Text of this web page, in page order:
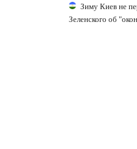
Зиму Киев не
Зеленского об